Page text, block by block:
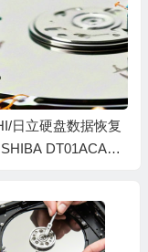
日立硬盘数据恢复
DT01ACA10